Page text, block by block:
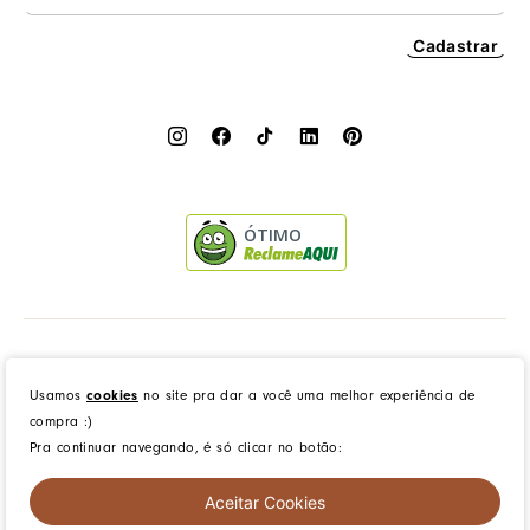
Usamos cookies no site pra dar a você uma melhor experiência de
compra :)
Pra continuar navegando, é só clicar no botão:
Aceitar Cookies
Cadastrar
ÓTIMO
created byCommerceGrowth| powered by